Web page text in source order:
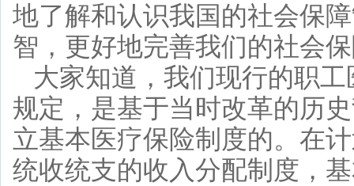
地了解和认识我国的社会保
智，更好地完善我们的社会
大家知道，我们现行的职
规定，是基于当时改革的历
立基本医疗保险制度的。在
统收统支的收入分配制度，